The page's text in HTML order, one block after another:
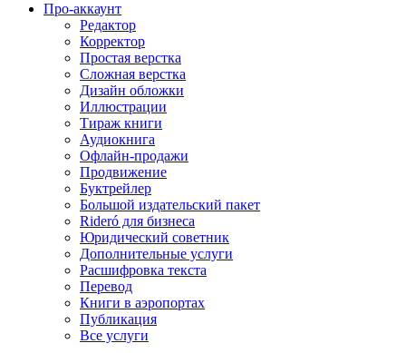
Про-аккаунт
Редактор
Корректор
Простая верстка
Сложная верстка
Дизайн обложки
Иллюстрации
Тираж книги
Аудиокнига
Офлайн-продажи
Продвижение
Буктрейлер
Большой издательский пакет
Rideró для бизнеса
Юридический советник
Дополнительные услуги
Расшифровка текста
Перевод
Книги в аэропортах
Публикация
Все услуги